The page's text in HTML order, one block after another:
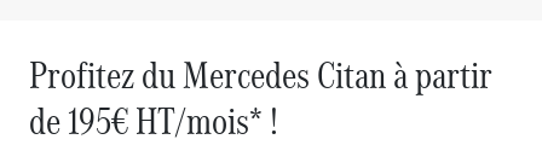
Profitez du Mercedes Citan à partir
de 195€ HT/mois* !